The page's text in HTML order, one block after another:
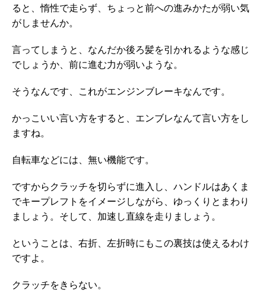
ると、惰性で走らず、ちょっと前への進みかたが弱い気
がしませんか。
言ってしまうと、なんだか後ろ髪を引かれるような感じ
でしょうか、前に進む力が弱いような。
そうなんです、これがエンジンブレーキなんです。
かっこいい言い方をすると、エンブレなんて言い方をし
ますね。
自転車などには、無い機能です。
ですからクラッチを切らずに進入し、ハンドルはあくま
でキープレフトをイメージしながら、ゆっくりとまわり
ましょう。そして、加速し直線を走りましょう。
ということは、右折、左折時にもこの裏技は使えるわけ
ですよ。
クラッチをきらない。